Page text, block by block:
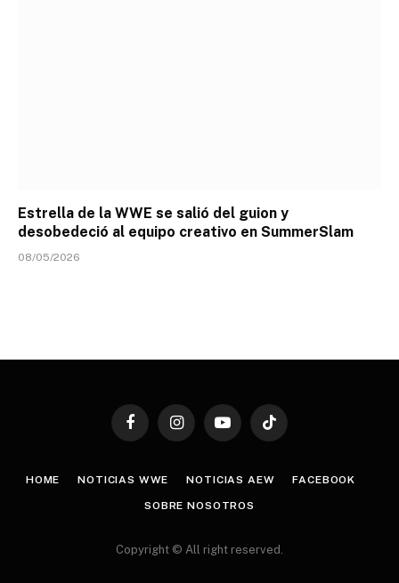
Estrella de la WWE se salió del guion y
desobedeció al equipo creativo en SummerSlam
08/05/2026
FacebookInstagramYouTubeTikTok
HOME NOTICIAS WWE NOTICIAS AEW FACEBOOK
SOBRE NOSOTROS
Copyright © All right reserved.